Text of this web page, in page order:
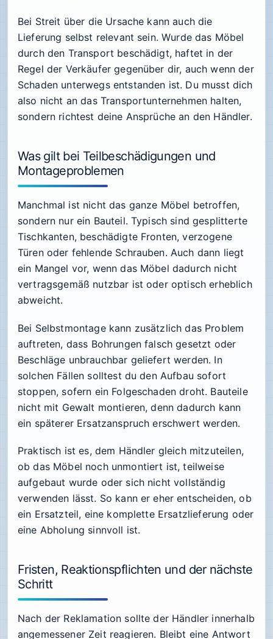
Bei Streit über die Ursache kann auch die
Lieferung selbst relevant sein. Wurde das Möbel
durch den Transport beschädigt, haftet in der
Regel der Verkäufer gegenüber dir, auch wenn der
Schaden unterwegs entstanden ist. Du musst dich
also nicht an das Transportunternehmen halten,
sondern richtest deine Ansprüche an den Händler.
Was gilt bei Teilbeschädigungen und
Montageproblemen
Manchmal ist nicht das ganze Möbel betroffen,
sondern nur ein Bauteil. Typisch sind gesplitterte
Tischkanten, beschädigte Fronten, verzogene
Türen oder fehlende Schrauben. Auch dann liegt
ein Mangel vor, wenn das Möbel dadurch nicht
vertragsgemäß nutzbar ist oder optisch erheblich
abweicht.
Bei Selbstmontage kann zusätzlich das Problem
auftreten, dass Bohrungen falsch gesetzt oder
Beschläge unbrauchbar geliefert werden. In
solchen Fällen solltest du den Aufbau sofort
stoppen, sofern ein Folgeschaden droht. Bauteile
nicht mit Gewalt montieren, denn dadurch kann
ein späterer Ersatzanspruch erschwert werden.
Praktisch ist es, dem Händler gleich mitzuteilen,
ob das Möbel noch unmontiert ist, teilweise
aufgebaut wurde oder sich nicht vollständig
verwenden lässt. So kann er eher entscheiden, ob
ein Ersatzteil, eine komplette Ersatzlieferung oder
eine Abholung sinnvoll ist.
Fristen, Reaktionspflichten und der nächste
Schritt
Nach der Reklamation sollte der Händler innerhalb
angemessener Zeit reagieren. Bleibt eine Antwort